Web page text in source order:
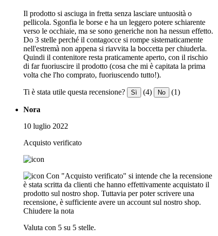
Il prodotto si asciuga in fretta senza lasciare untuosità o
pellicola. Sgonfia le borse e ha un leggero potere schiarente
verso le occhiaie, ma se sono generiche non ha nessun effetto.
Do 3 stelle perché il contagocce si rompe sistematicamente
nell'estremà non appena si riavvita la boccetta per chiuderla.
Quindi il contenitore resta praticamente aperto, con il rischio
di far fuoriuscire il prodotto (cosa che mi è capitata la prima
volta che l'ho comprato, fuoriuscendo tutto!).
Ti è stata utile questa recensione? Sì (4) No (1)
Nora
10 luglio 2022
Acquisto verificato
Con "Acquisto verificato" si intende che la recensione
è stata scritta da clienti che hanno effettivamente acquistato il
prodotto sul nostro shop. Tuttavia per poter scrivere una
recensione, è sufficiente avere un account sul nostro shop.
Chiudere la nota
Valuta con 5 su 5 stelle.